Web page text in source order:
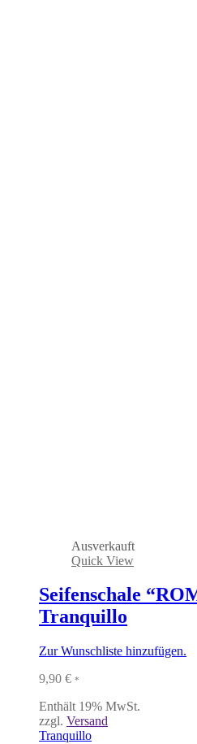
Ausverkauft
Quick View
Seifenschale
Tranquillo
Zur Wunschliste hinzufügen.
9,90 € *
Enthält 19% MwSt.
zzgl. Versand
Tranquillo